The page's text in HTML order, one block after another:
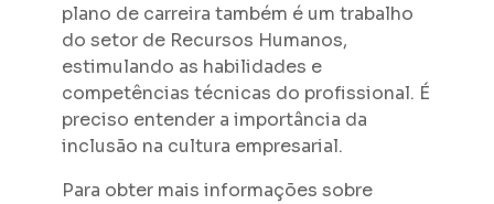
plano de carreira também é um trabalho
do setor de Recursos Humanos,
estimulando as habilidades e
competências técnicas do profissional. É
preciso entender a importância da
inclusão na cultura empresarial.
Para obter mais informações sobre